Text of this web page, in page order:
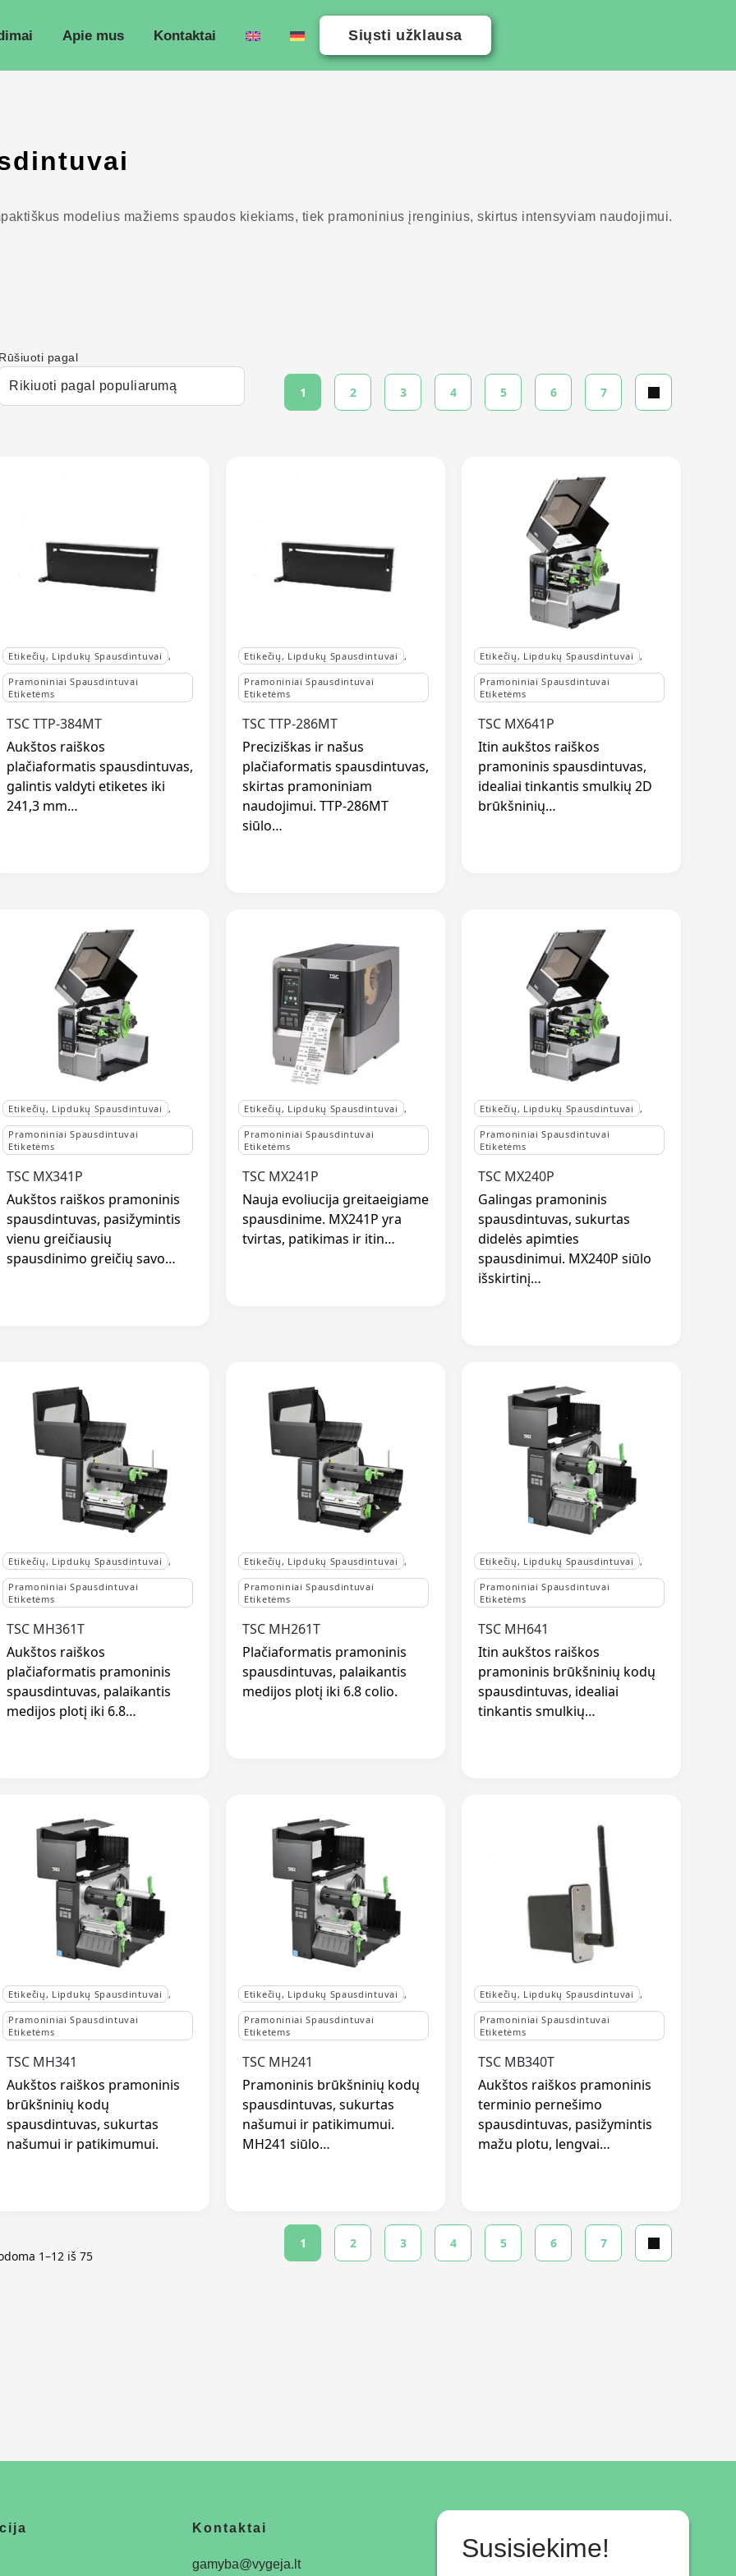
Apie mus Kontaktai Siųsti užklausa
modelius mažiems spaudos kiekiams, tiek pramoninius įrenginius, skirtus intensyviam naudojimui.
1 2 3 4 5 6 7
Etikečių, Lipdukų Spausdintuvai ,
Pramoniniai Spausdintuvai
Etiketėms
TSC TTP-384MT
Aukštos raiškos
plačiaformatis spausdintuvas,
galintis valdyti etiketes iki
241,3 mm…
Etikečių, Lipdukų Spausdintuvai ,
Pramoniniai Spausdintuvai
Etiketėms
TSC TTP-286MT
Preciziškas ir našus
plačiaformatis spausdintuvas,
skirtas pramoniniam
naudojimui. TTP-286MT
siūlo…
Etikečių, Lipdukų Spausdintuvai ,
Pramoniniai Spausdintuvai
Etiketėms
TSC MX641P
Itin aukštos raiškos
pramoninis spausdintuvas,
idealiai tinkantis smulkių 2D
brūkšninių…
Etikečių, Lipdukų Spausdintuvai ,
Pramoniniai Spausdintuvai
Etiketėms
TSC MX341P
Aukštos raiškos pramoninis
spausdintuvas, pasižymintis
vienu greičiausių
spausdinimo greičių savo…
Etikečių, Lipdukų Spausdintuvai ,
Pramoniniai Spausdintuvai
Etiketėms
TSC MX241P
Nauja evoliucija greitaeigiame
spausdinime. MX241P yra
tvirtas, patikimas ir itin…
Etikečių, Lipdukų Spausdintuvai ,
Pramoniniai Spausdintuvai
Etiketėms
TSC MX240P
Galingas pramoninis
spausdintuvas, sukurtas
didelės apimties
spausdinimui. MX240P siūlo
išskirtinį…
Etikečių, Lipdukų Spausdintuvai ,
Pramoniniai Spausdintuvai
Etiketėms
TSC MH361T
Aukštos raiškos
plačiaformatis pramoninis
spausdintuvas, palaikantis
medijos plotį iki 6.8…
Etikečių, Lipdukų Spausdintuvai ,
Pramoniniai Spausdintuvai
Etiketėms
TSC MH261T
Plačiaformatis pramoninis
spausdintuvas, palaikantis
medijos plotį iki 6.8 colio.
Etikečių, Lipdukų Spausdintuvai ,
Pramoniniai Spausdintuvai
Etiketėms
TSC MH641
Itin aukštos raiškos
pramoninis brūkšninių kodų
spausdintuvas, idealiai
tinkantis smulkių…
Etikečių, Lipdukų Spausdintuvai ,
Pramoniniai Spausdintuvai
Etiketėms
TSC MH341
Aukštos raiškos pramoninis
brūkšninių kodų
spausdintuvas, sukurtas
našumui ir patikimumui.
Etikečių, Lipdukų Spausdintuvai ,
Pramoniniai Spausdintuvai
Etiketėms
TSC MH241
Pramoninis brūkšninių kodų
spausdintuvas, sukurtas
našumui ir patikimumui.
MH241 siūlo…
Etikečių, Lipdukų Spausdintuvai ,
Pramoniniai Spausdintuvai
Etiketėms
TSC MB340T
Aukštos raiškos pramoninis
terminio pernešimo
spausdintuvas, pasižymintis
mažu plotu, lengvai…
1–12 iš 75
1 2 3 4 5 6 7
Kontaktai
gamyba@vygeja.lt
Susisiekime!